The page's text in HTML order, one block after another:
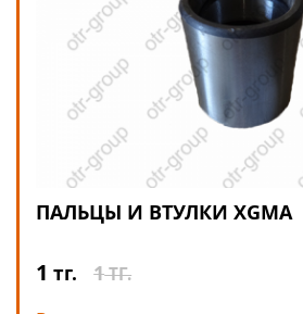
ПАЛЬЦЫ И ВТУЛКИ XGMA
1 тг. 1ТГ.